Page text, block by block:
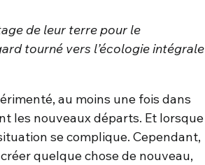
de leur terre pour le
tourné vers l’écologie intégrale
au moins une fois dans
les nouveaux départs. Et lorsque
se complique. Cependant,
quelque chose de nouveau,